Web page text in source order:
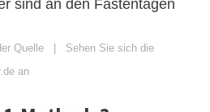
sind an den Fastentagen
Quelle | Sehen Sie sich die
an